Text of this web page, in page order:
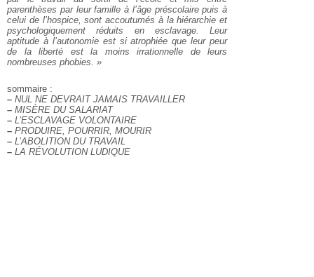
parenthèses par leur famille à l’âge préscolaire puis à
celui de l’hospice, sont accoutumés à la hiérarchie et
psychologiquement réduits en esclavage. Leur
aptitude à l’autonomie est si atrophiée que leur peur
de la liberté est la moins irrationnelle de leurs
nombreuses phobies. »
sommaire :
– NUL NE DEVRAIT JAMAIS TRAVAILLER
– MISÈRE DU SALARIAT
– L’ESCLAVAGE VOLONTAIRE
– PRODUIRE, POURRIR, MOURIR
– L’ABOLITION DU TRAVAIL
– LA RÉVOLUTION LUDIQUE